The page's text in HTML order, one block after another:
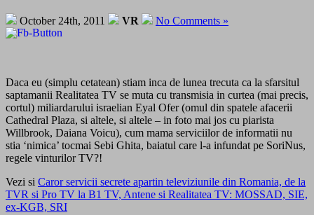
October 24th, 2011 VR No Comments »
Daca eu (simplu cetatean) stiam inca de lunea trecuta ca la sfarsitul
saptamanii Realitatea TV se muta cu transmisia in curtea (mai precis,
cortul) miliardarului israelian Eyal Ofer (omul din spatele afacerii
Cathedral Plaza, si altele, si altele – in foto mai jos cu piarista
Willbrook, Daiana Voicu), cum mama serviciilor de informatii nu
stia ‘nimica’ tocmai Sebi Ghita, baiatul care l-a infundat pe SoriNus,
regele vinturilor TV?!
Vezi si Caror servicii secrete apartin televiziunile din Romania, de la
TVR si Pro TV la B1 TV, Antene si Realitatea TV: MOSSAD, SIE,
ex-KGB, SRI